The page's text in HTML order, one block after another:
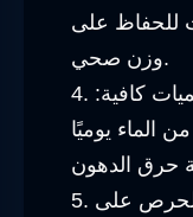
للحفاظ على
وزن صحي.
4. الحفاظ على تناول الماء بكميات كافية:
الماء يوميًا
5. النوم بكميات كافية: يجب الحرص على